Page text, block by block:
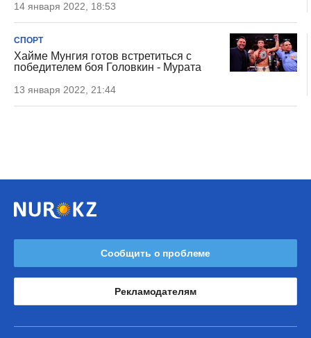
14 января 2022, 18:53
СПОРТ
Хайме Мунгия готов встретиться с
победителем боя Головкин - Мурата
13 января 2022, 21:44
Сообщить о проблеме
Рекламодателям